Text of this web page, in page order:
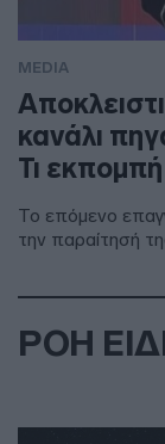
MEDIA
κανάλι
Τι
Το επόμενο
την παραίτησή
ΡΟΗ